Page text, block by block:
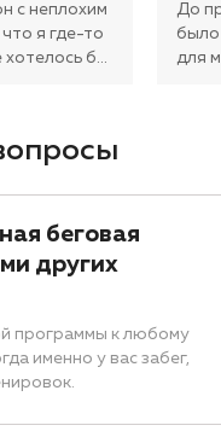
с неплохим
я где-то
хотелось б…
До
для
беговая
других
программы к любому
именно у вас забег,